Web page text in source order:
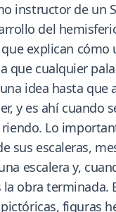
instructor de un
del
explican
que cualquier
idea hasta
y es ahí cuando
Lo
sus escaleras,
escalera y,
obra terminada.
figuras